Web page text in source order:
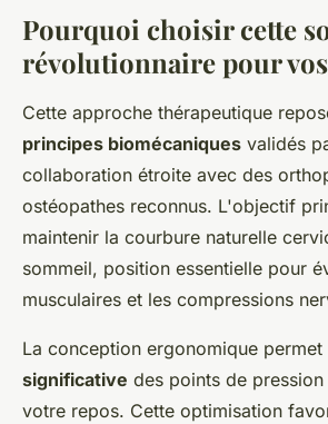
Pourquoi choisir cette
révolutionnaire pour
Cette approche thérapeutique
principes biomécaniques validés
collaboration étroite avec des
ostéopathes reconnus. L'objectif
maintenir la courbure naturelle
sommeil, position essentielle pour
musculaires et les compressions
La conception ergonomique permet
significative des points de
votre repos. Cette optimisation